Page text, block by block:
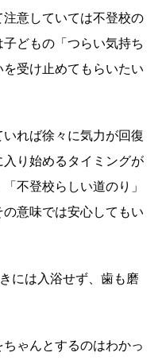
意していては不登校の
どもの「つらい気持ち
受け止めてもらいたい
れば徐々に気力が回復
り始めるタイミングが
不登校らしい道のり」
意味では安心してもい
には入浴せず、歯も磨
ゃんとするのはわかっ